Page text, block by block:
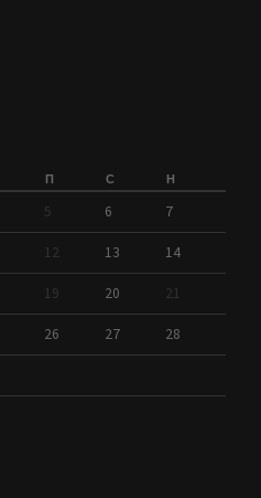
П С Н
5 6 7
12 13 14
19 20 21
26 27 28